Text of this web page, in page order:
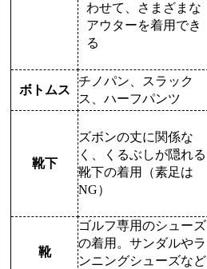
わせて、さまざまな
アウターを着用でき
る
ボトムス
チノパン、スラック
ス、ハーフパンツ
靴下
ズボンの丈に関係な
く、くるぶしが隠れる
靴下の着用（素足は
NG）
靴
ゴルフ専用のシューズ
の着用。サンダルやラ
ンニングシューズなど